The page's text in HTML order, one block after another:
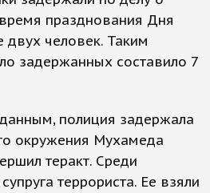
празднования Дня
двух человек. Таким
задержанных составило 7
полиция задержала
окружения Мухамеда
теракт. Среди
террориста. Ее взяли